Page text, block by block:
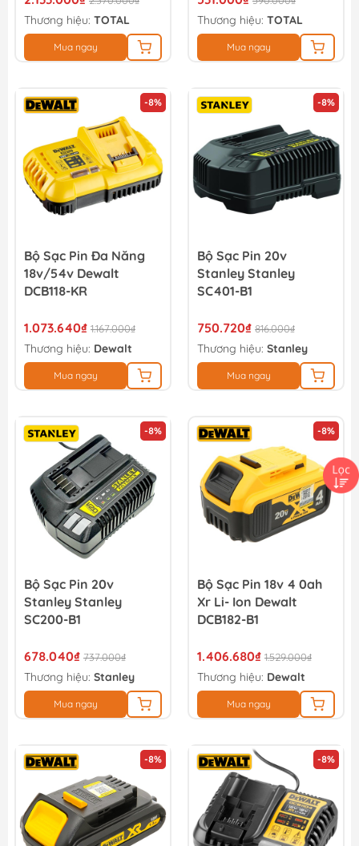
Thương hiệu: TOTAL
Mua ngay
Thương hiệu: TOTAL
Mua ngay
-8%
Bộ Sạc Pin Đa Năng
18v/54v Dewalt
DCB118-KR
1.073.640₫ 1.167.000₫
Thương hiệu: Dewalt
Mua ngay
-8%
Bộ Sạc Pin 20v
Stanley Stanley
SC401-B1
750.720₫ 816.000₫
Thương hiệu: Stanley
Mua ngay
-8%
Bộ Sạc Pin 20v
Stanley Stanley
SC200-B1
678.040₫ 737.000₫
Thương hiệu: Stanley
Mua ngay
-8%
Bộ Sạc Pin 18v 4 0ah
Xr Li- Ion Dewalt
DCB182-B1
1.406.680₫ 1.529.000₫
Thương hiệu: Dewalt
Mua ngay
-8% -8%